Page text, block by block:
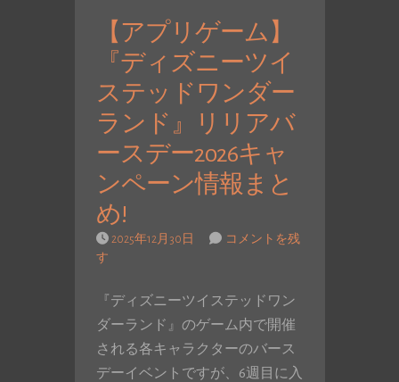
【アプリゲーム】
『ディズニーツイ
ステッドワンダー
ランド』リリアバ
ースデー2026キャ
ンペーン情報まと
め!
2025年12月30日
コメントを残
す
『ディズニーツイステッドワン
ダーランド』のゲーム内で開催
される各キャラクターのバース
デーイベントですが、6週目に入